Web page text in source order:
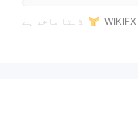
ڈیٹا ماخذ ہے